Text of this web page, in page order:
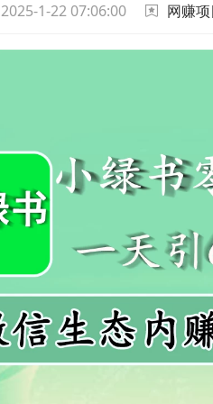
2025-1-22 07:06:00 网赚